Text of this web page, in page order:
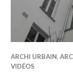
ARCHI URBAIN,
VIDÉOS